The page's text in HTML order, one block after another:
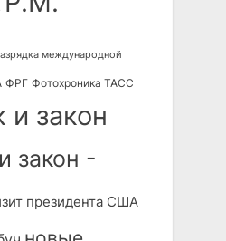
международной
ФРГ Фотохроника ТАСС
и закон
закон -
президента США